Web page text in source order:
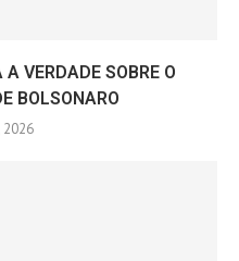
VERDADE SOBRE O
BOLSONARO
2026